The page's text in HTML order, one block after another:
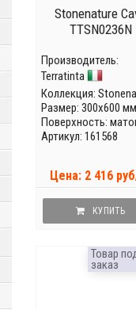
Stonenature
TTSN0236N
Производитель:
Terratinta
Коллекция:
Размер: 300x600 мм
Поверхность:
Артикул: 161568
Цена: 2 416
КУПИТЬ
Товар
заказ